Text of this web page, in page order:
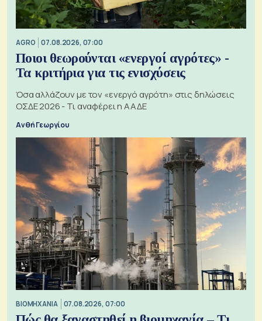
AGRO 07.08.2026, 07:00
Ποιοι θεωρούνται «ενεργοί αγρότες» -
Τα κριτήρια για τις ενισχύσεις
Όσα αλλάζουν με τον «ενεργό αγρότη» στις δηλώσεις
ΟΣΔΕ 2026 - Τι αναφέρει η ΑΑΔΕ
Ανθή Γεωργίου
ΒΙΟΜΗΧΑΝΙΑ 07.08.2026, 07:00